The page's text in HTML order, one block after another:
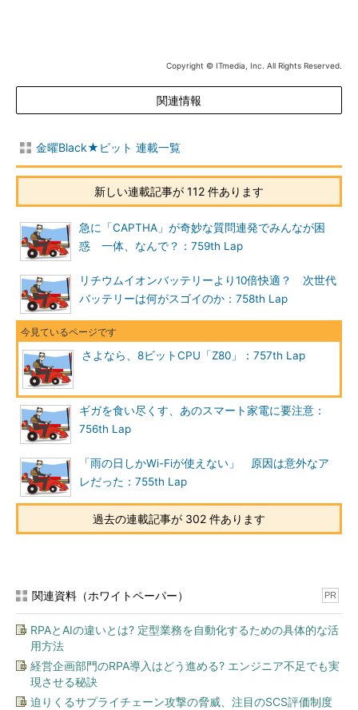
Copyright © ITmedia, Inc. All Rights Reserved.
関連情報
金曜Black★ピット 連載一覧
新しい連載記事が 112 件あります
急に「CAPTHA」が奇妙な質問連発でみんなが困
惑 一体、なんで？：759th Lap
リチウムイオンバッテリーより10倍快適？ 次世代
バッテリーは何がスゴイのか：758th Lap
さよなら、8ビットCPU「Z80」：757th Lap
ギガを食い尽くす、あのスマート家電に要注意：
756th Lap
「雨の日しかWi-Fiが使えない」 原因は意外なア
レだった：755th Lap
過去の連載記事が 302 件あります
関連資料（ホワイトペーパー） PR
RPAとAIの違いとは? 定型業務を自動化するための具体的な活
用方法
経営企画部門のRPA導入はどう進める? エンジニア不足でも実
現させる秘訣
迫りくるサプライチェーン攻撃の脅威、注目のSCS評価制度